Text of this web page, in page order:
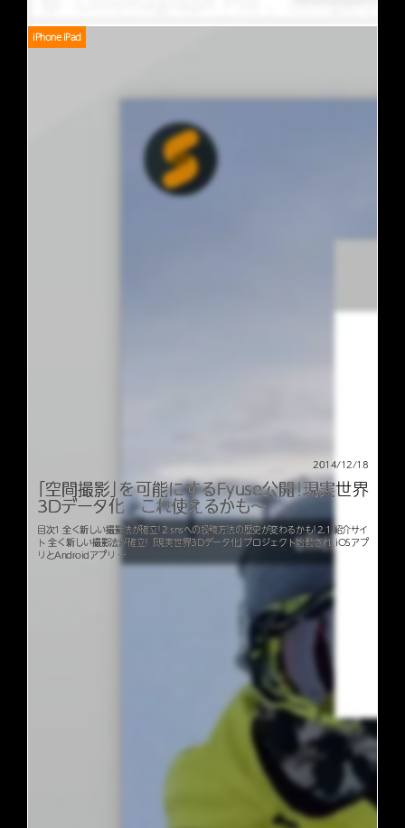
2014/12/18
「空間撮影」を可能にするFyuse公開！現実世界
3Dデータ化 これ使えるかも〜
目次1 全く新しい撮影法が確立！2 snsへの投稿方法の歴史が変わるかも！2.1 紹介サイ
ト 全く新しい撮影法が確立！ 「現実世界3Dデータ化」プロジェクト始動され、iOSアプ
リとAndroidアプリ …
iPhone iPad